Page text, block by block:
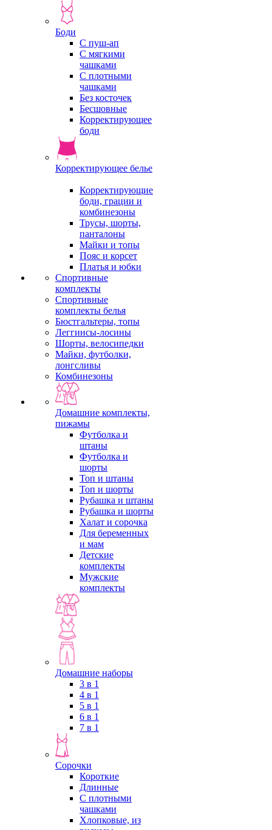
Боди
С пуш-ап
С мягкими
чашками
С плотными
чашками
Без косточек
Бесшовные
Корректирующее
боди
Корректирующее белье
Корректирующие
боди, грации и
комбинезоны
Трусы, шорты,
панталоны
Майки и топы
Пояс и корсет
Платья и юбки
Спортивные
комплекты
Спортивные
комплекты белья
Бюстгальтеры, топы
Леггинсы-лосины
Шорты, велосипедки
Майки, футболки,
лонгсливы
Комбинезоны
Домашние комплекты,
пижамы
Футболка и
штаны
Футболка и
шорты
Топ и штаны
Топ и шорты
Рубашка и штаны
Рубашка и шорты
Халат и сорочка
Для беременных
и мам
Детские
комплекты
Мужские
комплекты
Домашние наборы
3 в 1
4 в 1
5 в 1
6 в 1
7 в 1
Сорочки
Короткие
Длинные
С плотными
чашками
Хлопковые, из